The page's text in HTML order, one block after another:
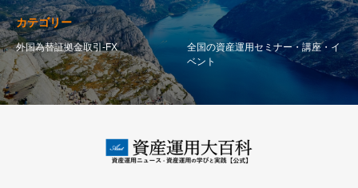
カテゴリー
外国為替証拠金取引-FX
全国の資産運用セミナー・講座・イ
ベント